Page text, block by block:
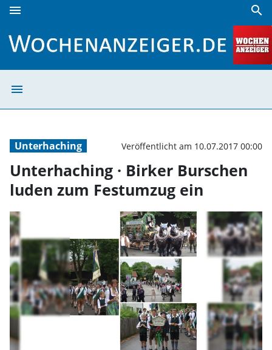
menu search
menu
Unterhaching Veröffentlicht am 10.07.2017 00:00
Unterhaching · Birker Burschen
luden zum Festumzug ein